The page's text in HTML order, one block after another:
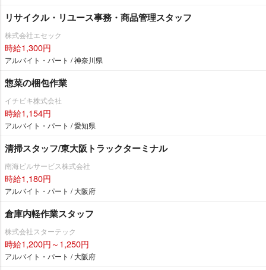
リサイクル・リユース事務・商品管理スタッフ
株式会社エセック
時給1,300円
アルバイト・パート / 神奈川県
惣菜の梱包作業
イチビキ株式会社
時給1,154円
アルバイト・パート / 愛知県
清掃スタッフ/東大阪トラックターミナル
南海ビルサービス株式会社
時給1,180円
アルバイト・パート / 大阪府
倉庫内軽作業スタッフ
株式会社スターテック
時給1,200円～1,250円
アルバイト・パート / 大阪府